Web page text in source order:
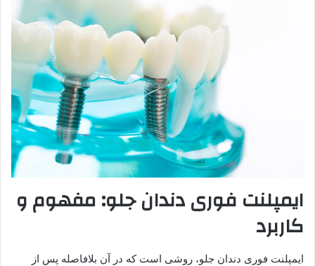
ایمپلنت فوری دندان جلو: مفهوم و
کاربرد
ایمپلنت فوری دندان جلو، روشی است که در آن بلافاصله پس از